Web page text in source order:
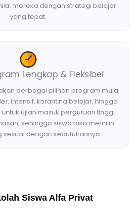
mereka dengan strategi belajar
yang tepat.
Lengkap & Fleksibel
berbagai pilihan program mulai
intensif, karantina belajar, hingga
ujian masuk perguruan tinggi
sehingga siswa bisa memilih
sesuai dengan kebutuhannya.
Siswa Alfa Privat